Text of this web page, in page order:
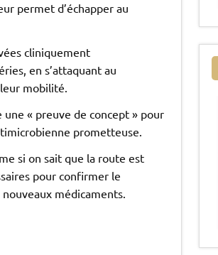
permet d’échapper au
cliniquement
en s’attaquant au
mobilité.
« preuve de concept » pour
prometteuse.
si on sait que la route est
pour confirmer le
médicaments.